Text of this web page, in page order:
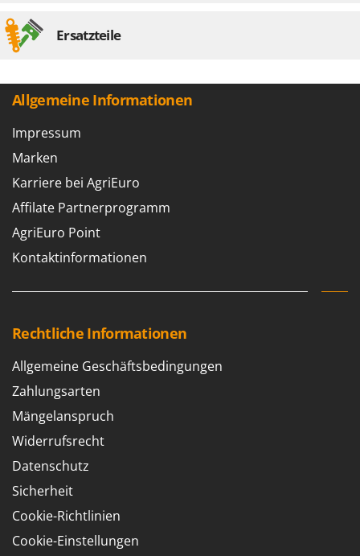
Ersatzteile
Allgemeine Informationen
Impressum
Marken
Karriere bei AgriEuro
Affilate Partnerprogramm
AgriEuro Point
Kontaktinformationen
Rechtliche Informationen
Allgemeine Geschäftsbedingungen
Zahlungsarten
Mängelanspruch
Widerrufsrecht
Datenschutz
Sicherheit
Cookie-Richtlinien
Cookie-Einstellungen